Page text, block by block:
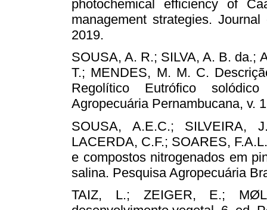
photochemical efficiency of
management strategies.
2019.
SOUSA, A. R.; SILVA, A. B. da.;
T.; MENDES, M. M. C.
Regolítico Eutrófico
Agropecuária Pernambucana, v.
SOUSA, A.E.C.; SILVEIRA,
LACERDA, C.F.; SOARES,
e compostos nitrogenados em
salina. Pesquisa Agropecuária
TAIZ, L.; ZEIGER, E.;